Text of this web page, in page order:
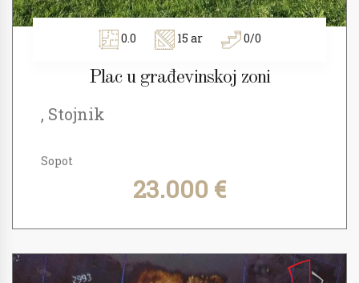
0.0 15 ar 0/0
Plac u građevinskoj zoni
, Stojnik
Sopot
23.000 €